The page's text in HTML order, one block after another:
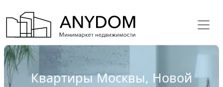
Квартиры Москвы, Новой